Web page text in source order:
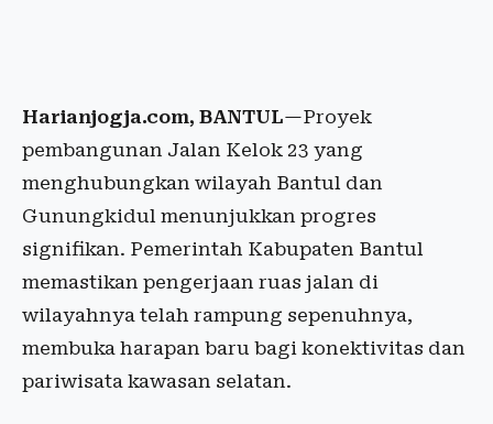
Harianjogja.com, BANTUL—Proyek
pembangunan Jalan Kelok 23 yang
menghubungkan wilayah Bantul dan
Gunungkidul menunjukkan progres
signifikan. Pemerintah Kabupaten Bantul
memastikan pengerjaan ruas jalan di
wilayahnya telah rampung sepenuhnya,
membuka harapan baru bagi konektivitas dan
pariwisata kawasan selatan.